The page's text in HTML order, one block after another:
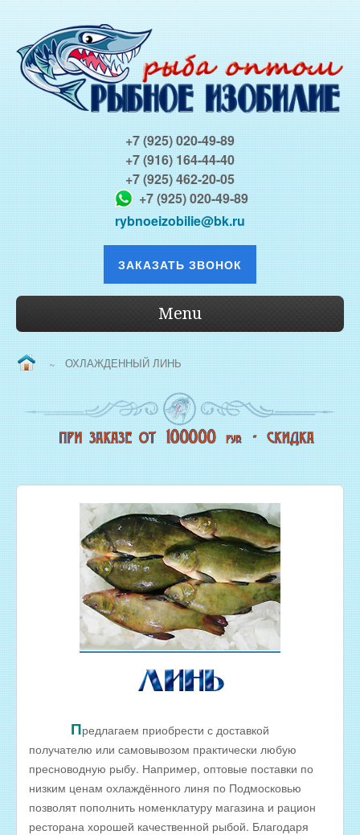
+7 (925) 020-49-89
+7 (916) 164-44-40
+7 (925) 462-20-05
+7 (925) 020-49-89
rybnoeizobilie@bk.ru
ЗАКАЗАТЬ ЗВОНОК
Menu
ВОПРОС/ОТВЕТ
НАША ПРОДУКЦИЯ
НОВЫЙ КОПТИЛЬНЫЙ ЦЕХ
ЖИВАЯ РЫБА
МОРЕПРОДУКТЫ
СОЛЕНАЯ РЫБА
КОПЧЕНАЯ РЫБА
ВЯЛЕНАЯ РЫБА
РЫБНЫЕ СТЕЙКИ ОПТОМ
ПРАЙС-ЛИСТЫ
ОПТОВИКАМ
Оптовые цены на РЫБНЫЕ КОНСЕРВЫ
~ ОХЛАЖДЕННЫЙ ЛИНЬ
Предлагаем приобрести с доставкой
получателю или самовывозом практически любую
пресноводную рыбу. Например, оптовые поставки по
низким ценам охлаждённого линя по Подмосковью
позволят пополнить номенклатуру магазина и рацион
ресторана хорошей качественной рыбой. Благодаря